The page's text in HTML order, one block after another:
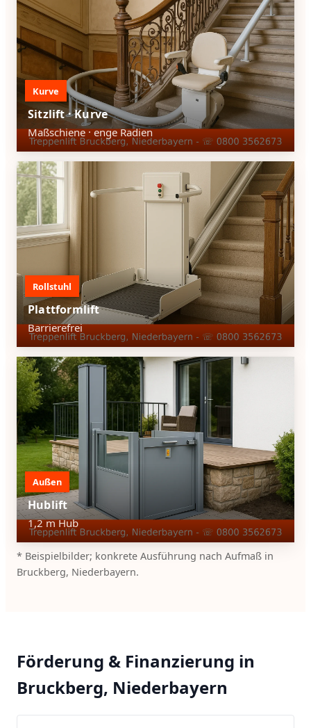
Kurve
Sitzlift · Kurve
Maßschiene · enge Radien
Rollstuhl
Plattformlift
Barrierefrei
Außen
Hublift
1,2 m Hub
* Beispielbilder; konkrete Ausführung nach Aufmaß in
Bruckberg, Niederbayern.
Förderung & Finanzierung in
Bruckberg, Niederbayern